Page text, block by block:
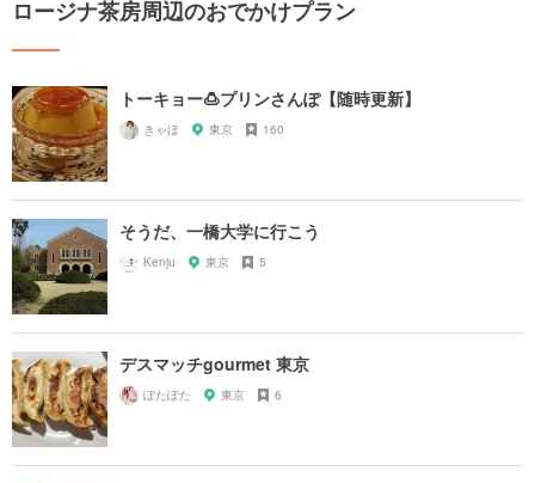
ロージナ茶房周辺のおでかけプラン
トーキョー🍮プリンさんぽ【随時更新】
きゃほ 東京 160
そうだ、一橋大学に行こう
Kenju 東京 5
デスマッチgourmet 東京
ぽたぽた 東京 6